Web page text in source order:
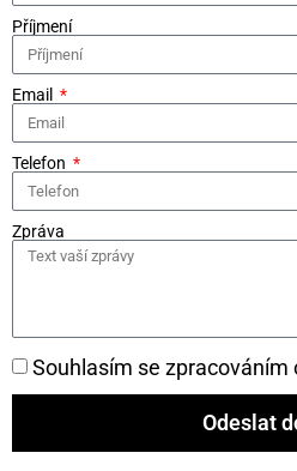
Příjmení
Email
Telefon
Zpráva
Souhlasím se zpracováním
Odeslat